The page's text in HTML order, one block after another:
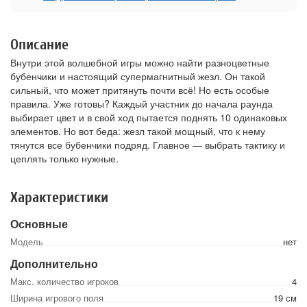
Описание
Внутри этой волшебной игры можно найти разноцветные
бубенчики и настоящий супермагнитный жезл. Он такой
сильный, что может притянуть почти всё! Но есть особые
правила. Уже готовы? Каждый участник до начала раунда
выбирает цвет и в свой ход пытается поднять 10 одинаковых
элементов. Но вот беда: жезл такой мощный, что к нему
тянутся все бубенчики подряд. Главное — выбрать тактику и
цеплять только нужные.
Характеристики
Основные
Модель нет
Дополнительно
Макс. количество игроков
4
Ширина игрового поля
19 см